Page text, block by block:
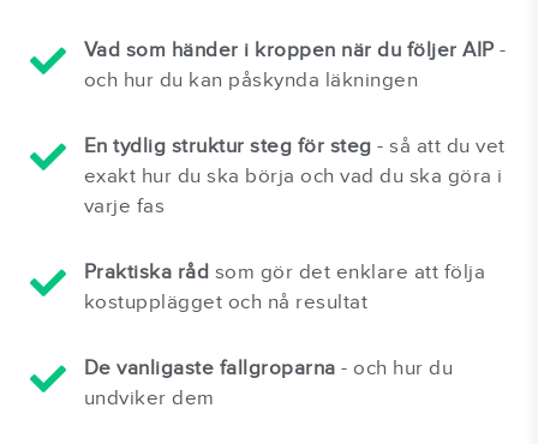
Vad som händer i kroppen när du följer AIP -
och hur du kan påskynda läkningen
En tydlig struktur steg för steg - så att du vet
exakt hur du ska börja och vad du ska göra i
varje fas
Praktiska råd som gör det enklare att följa
kostupplägget och nå resultat
De vanligaste fallgroparna - och hur du
undviker dem